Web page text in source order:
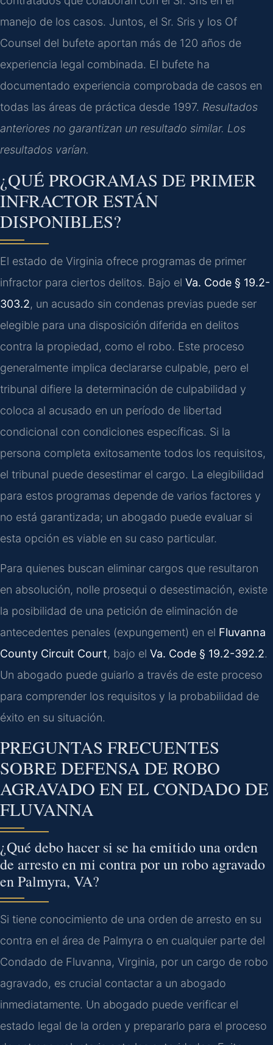
manejo de los casos. Juntos, el Sr. Sris y los Of
Counsel del bufete aportan más de 120 años de
experiencia legal combinada. El bufete ha
documentado experiencia comprobada de casos en
todas las áreas de práctica desde 1997. Resultados
anteriores no garantizan un resultado similar. Los
resultados varían.
¿QUÉ PROGRAMAS DE PRIMER
INFRACTOR ESTÁN
DISPONIBLES?
El estado de Virginia ofrece programas de primer
infractor para ciertos delitos. Bajo el Va. Code § 19.2-
303.2, un acusado sin condenas previas puede ser
elegible para una disposición diferida en delitos
contra la propiedad, como el robo. Este proceso
generalmente implica declararse culpable, pero el
tribunal difiere la determinación de culpabilidad y
coloca al acusado en un período de libertad
condicional con condiciones específicas. Si la
persona completa exitosamente todos los requisitos,
el tribunal puede desestimar el cargo. La elegibilidad
para estos programas depende de varios factores y
no está garantizada; un abogado puede evaluar si
esta opción es viable en su caso particular.
Para quienes buscan eliminar cargos que resultaron
en absolución, nolle prosequi o desestimación, existe
la posibilidad de una petición de eliminación de
antecedentes penales (expungement) en el Fluvanna
County Circuit Court, bajo el Va. Code § 19.2-392.2.
Un abogado puede guiarlo a través de este proceso
para comprender los requisitos y la probabilidad de
éxito en su situación.
PREGUNTAS FRECUENTES
SOBRE DEFENSA DE ROBO
AGRAVADO EN EL CONDADO DE
FLUVANNA
¿Qué debo hacer si se ha emitido una orden
de arresto en mi contra por un robo agravado
en Palmyra, VA?
Si tiene conocimiento de una orden de arresto en su
contra en el área de Palmyra o en cualquier parte del
Condado de Fluvanna, Virginia, por un cargo de robo
agravado, es crucial contactar a un abogado
inmediatamente. Un abogado puede verificar el
estado legal de la orden y prepararlo para el proceso